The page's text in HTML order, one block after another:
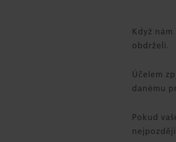
Když
obdrželi.
Účelem
danému
Pokud